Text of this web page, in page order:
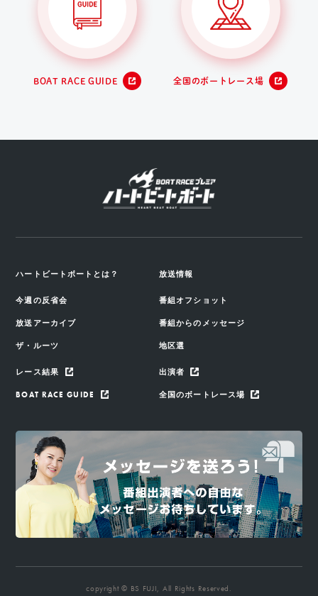
BOAT RACE GUIDE 全国のボートレース場
ハートビートボートとは？ 放送情報
今週の反省会 番組オフショット
放送アーカイブ 番組からのメッセージ
ザ・ルーツ 地区選
レース結果 出演者
BOAT RACE GUIDE 全国のボートレース場
copyright © BS FUJI, All Rights Reserved.